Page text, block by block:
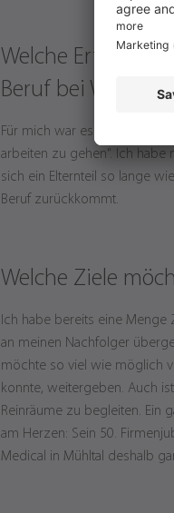
Welche
Beruf bei
Für mich war es nie ein
arbeiten zu gehen“. Ich
sich ein Elternteil so lange
Beruf zurückkommt.
Welche Ziele
Ich habe bereits eine
an meinen Nachfolger
möchte so viel wie möglich
konnte, weitergeben. Auch
Reinräume zu begleiten. Ein
am Herzen: Sein 50.
Medical in Mühltal deshalb